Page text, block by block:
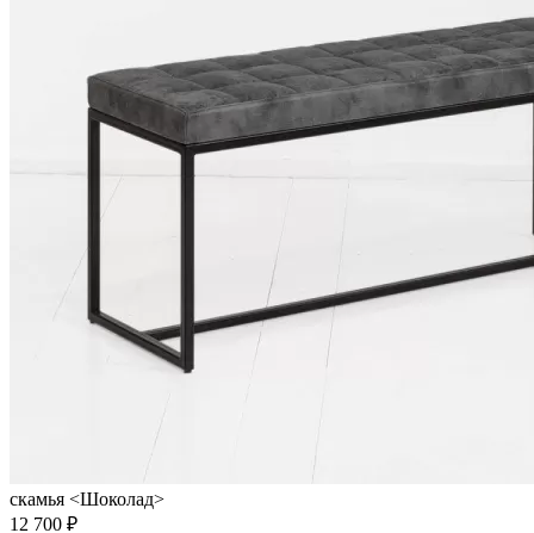
скамья <Шоколад>
12 700 ₽